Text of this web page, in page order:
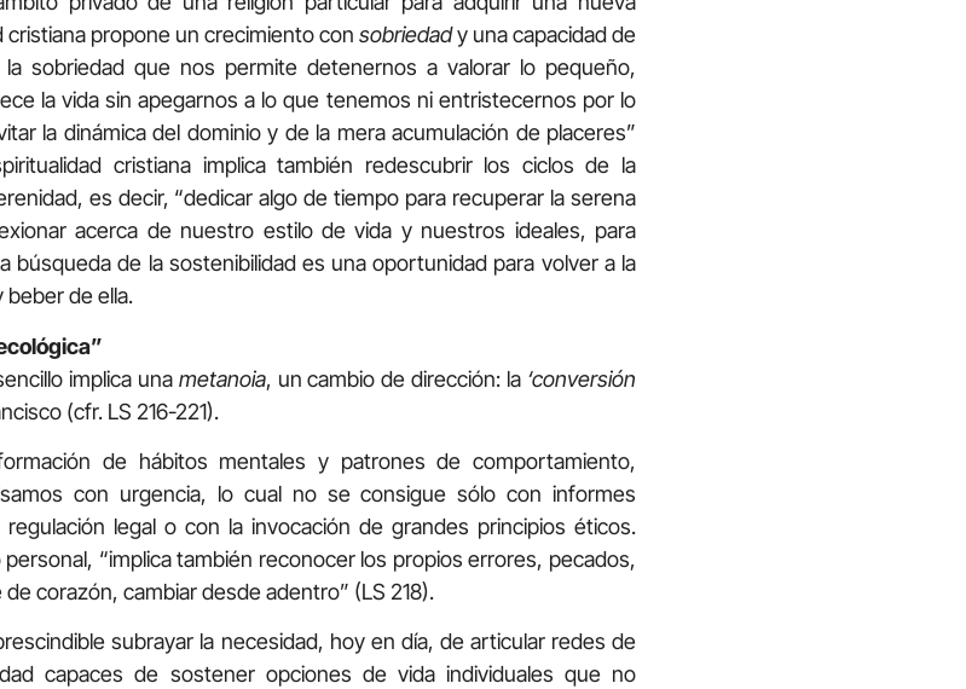
cristiana propone un crecimiento con sobriedady una capacidad de
sobriedad que nos permite detenernos a valorar lo pequeño,
la vida sin apegarnos a lo que tenemos ni entristecernos por lo
la dinámica del dominio y de la mera acumulación de placeres”
cristiana implica también redescubrir los ciclos de la
es decir, “dedicar algo de tiempo para recuperar la serena
acerca de nuestro estilo de vida y nuestros ideales, para
búsqueda de la sostenibilidad es una oportunidad para volver a la
de ella.
implica una metanoia, un cambio de dirección: la ‘conversión
(cfr. LS 216-221).
de hábitos mentales y patrones de comportamiento,
con urgencia, lo cual no se consigue sólo con informes
legal o con la invocación de grandes principios éticos.
“implica también reconocer los propios errores, pecados,
corazón, cambiar desde adentro” (LS 218).
subrayar la necesidad, hoy en día, de articular redes de
capaces de sostener opciones de vida individuales que no